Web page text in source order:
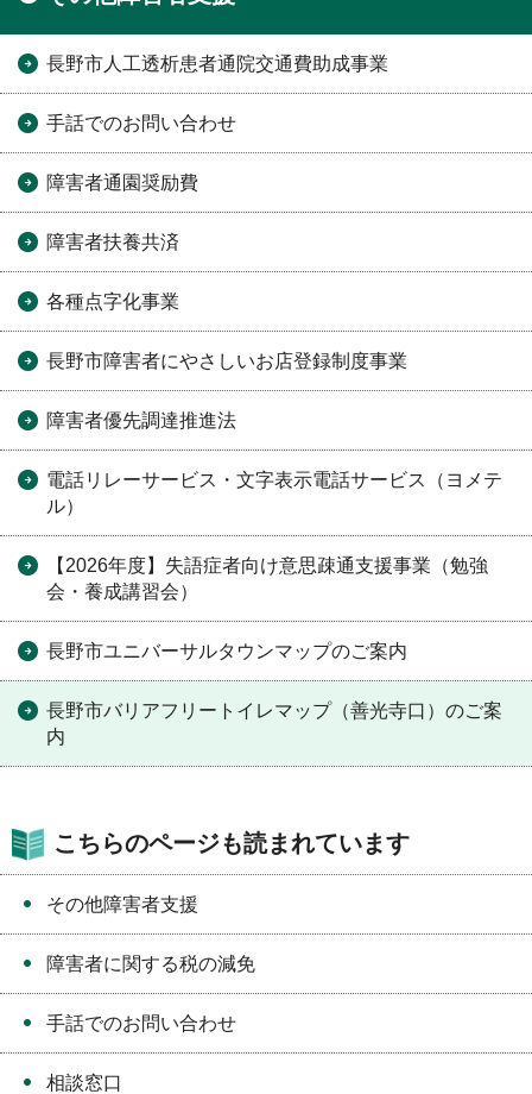
長野市人工透析患者通院交通費助成事業
手話でのお問い合わせ
障害者通園奨励費
障害者扶養共済
各種点字化事業
長野市障害者にやさしいお店登録制度事業
障害者優先調達推進法
電話リレーサービス・文字表示電話サービス（ヨメテ
ル）
【2026年度】失語症者向け意思疎通支援事業（勉強
会・養成講習会）
長野市ユニバーサルタウンマップのご案内
長野市バリアフリートイレマップ（善光寺口）のご案
内
こちらのページも読まれています
その他障害者支援
障害者に関する税の減免
手話でのお問い合わせ
相談窓口